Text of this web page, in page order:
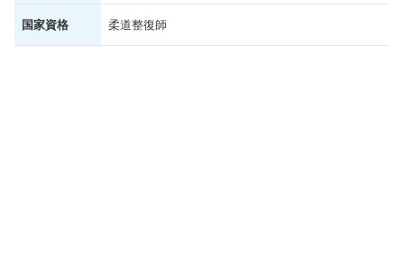
国家資格 柔道整復師